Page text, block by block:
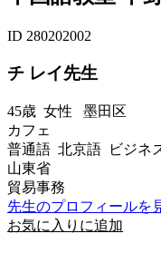
ID 280202002
チ レイ先生
45歳 女性 墨田区
カフェ
普通語 北京語 ビジネ
山東省
貿易事務
先生のプロフィールを
お気に入りに追加